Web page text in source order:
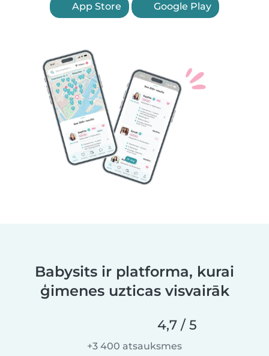
App Store Google Play
Babysits ir platforma, kurai
ģimenes uzticas visvairāk
4,7 / 5
+3 400 atsauksmes